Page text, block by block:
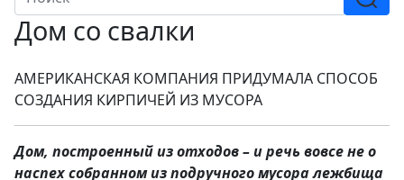
Дом со свалки
АМЕРИКАНСКАЯ КОМПАНИЯ ПРИДУМАЛА СПОСОБ
СОЗДАНИЯ КИРПИЧЕЙ ИЗ МУСОРА
Дом, построенный из отходов – и речь вовсе не о
наспех собранном из подручного мусора лежбища